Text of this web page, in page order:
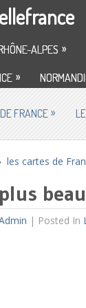
ALPES »
»
FRANCE »
les cartes de
| Posted In